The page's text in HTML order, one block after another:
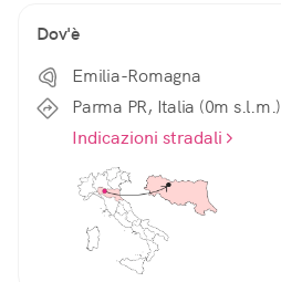
Dov'è
Emilia-Romagna
Parma PR, Italia (0m s.l.m.)
Indicazioni stradali